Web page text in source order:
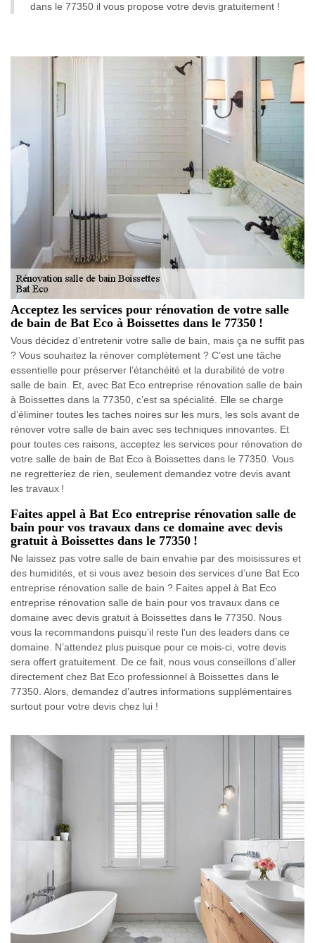
dans le 77350 il vous propose votre devis gratuitement !
Acceptez les services pour rénovation de votre salle
de bain de Bat Eco à Boissettes dans le 77350 !
Vous décidez d’entretenir votre salle de bain, mais ça ne suffit pas
? Vous souhaitez la rénover complètement ? C’est une tâche
essentielle pour préserver l’étanchéité et la durabilité de votre
salle de bain. Et, avec Bat Eco entreprise rénovation salle de bain
à Boissettes dans la 77350, c’est sa spécialité. Elle se charge
d’éliminer toutes les taches noires sur les murs, les sols avant de
rénover votre salle de bain avec ses techniques innovantes. Et
pour toutes ces raisons, acceptez les services pour rénovation de
votre salle de bain de Bat Eco à Boissettes dans le 77350. Vous
ne regretteriez de rien, seulement demandez votre devis avant
les travaux !
Faites appel à Bat Eco entreprise rénovation salle de
bain pour vos travaux dans ce domaine avec devis
gratuit à Boissettes dans le 77350 !
Ne laissez pas votre salle de bain envahie par des moisissures et
des humidités, et si vous avez besoin des services d’une Bat Eco
entreprise rénovation salle de bain ? Faites appel à Bat Eco
entreprise rénovation salle de bain pour vos travaux dans ce
domaine avec devis gratuit à Boissettes dans le 77350. Nous
vous la recommandons puisqu’il reste l’un des leaders dans ce
domaine. N’attendez plus puisque pour ce mois-ci, votre devis
sera offert gratuitement. De ce fait, nous vous conseillons d’aller
directement chez Bat Eco professionnel à Boissettes dans le
77350. Alors, demandez d’autres informations supplémentaires
surtout pour votre devis chez lui !